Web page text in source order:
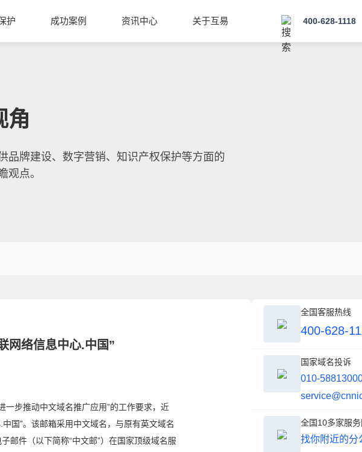
护 成功案例 资讯中心 关于互易 400-628-1118
角
品牌建设、数字营销、知识产权保护等方面的
观点。
网络信息中心.中国”
一步推动中文域名推广应用”的工作要求， 近
中国”。该邮箱采用中文域名， 与原有英文域名
邮件（以下简称“中文邮”）在国家顶级域名服
全国客服热线
400-628-
国家域名投诉
010-
全国10多家服
找你附近的分